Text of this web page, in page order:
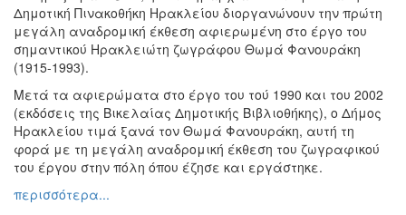
Σεμινάρια-
Διαλέξεις-
Ομιλίες
Διάφορες
Εκθέσεις
Εκδηλώσεις
για
Παιδιά
Εκδηλώσεις
Δημοτική Πινακοθήκη Ηρακλείου διοργανώνουν την πρώτη
μεγάλη αναδρομική έκθεση αφιερωμένη στο έργο του
σημαντικού Ηρακλειώτη ζωγράφου Θωμά Φανουράκη
(1915-1993).
Μετά τα αφιερώματα στο έργο του τού 1990 και του 2002
(εκδόσεις της Βικελαίας Δημοτικής Βιβλιοθήκης), ο Δήμος
Ηρακλείου τιμά ξανά τον Θωμά Φανουράκη, αυτή τη
φορά με τη μεγάλη αναδρομική έκθεση του ζωγραφικού
του έργου στην πόλη όπου έζησε και εργάστηκε.
περισσότερα...